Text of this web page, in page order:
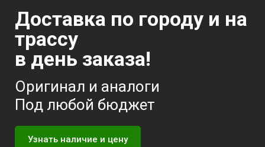
Доставка по городу и на
трассу
в день заказа!
Оригинал и аналоги
Под любой бюджет
Узнать наличие и цену